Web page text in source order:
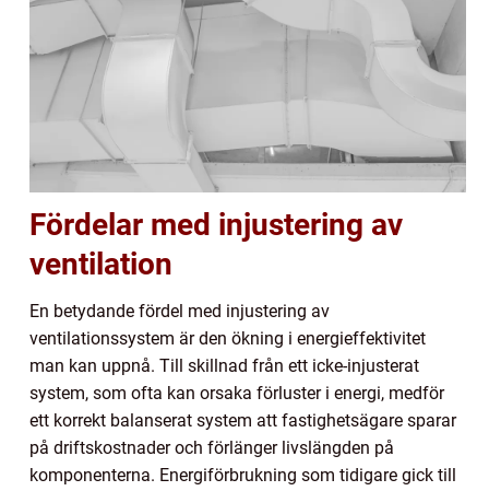
Fördelar med injustering av
ventilation
En betydande fördel med injustering av
ventilationssystem är den ökning i energieffektivitet
man kan uppnå. Till skillnad från ett icke-injusterat
system, som ofta kan orsaka förluster i energi, medför
ett korrekt balanserat system att fastighetsägare sparar
på driftskostnader och förlänger livslängden på
komponenterna. Energiförbrukning som tidigare gick till